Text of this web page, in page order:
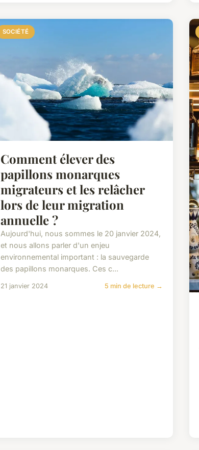
SOCIÉTÉ
Comment élever des
papillons monarques
migrateurs et les relâcher
lors de leur migration
annuelle ?
Aujourd'hui, nous sommes le 20 janvier 2024,
et nous allons parler d'un enjeu
environnemental important : la sauvegarde
des papillons monarques. Ces c...
21 janvier 2024 5 min de lecture →